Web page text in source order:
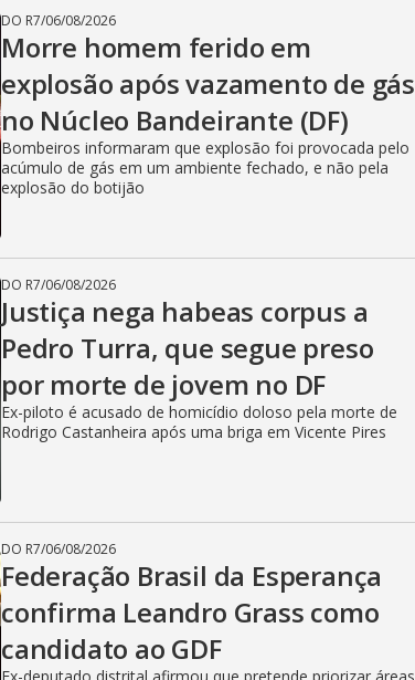
DO R7/06/08/2026
Morre homem ferido em
explosão após vazamento de gás
no Núcleo Bandeirante (DF)
Bombeiros informaram que explosão foi provocada pelo
acúmulo de gás em um ambiente fechado, e não pela
explosão do botijão
DO R7/06/08/2026
Justiça nega habeas corpus a
Pedro Turra, que segue preso
por morte de jovem no DF
Ex-piloto é acusado de homicídio doloso pela morte de
Rodrigo Castanheira após uma briga em Vicente Pires
DO R7/06/08/2026
Federação Brasil da Esperança
confirma Leandro Grass como
candidato ao GDF